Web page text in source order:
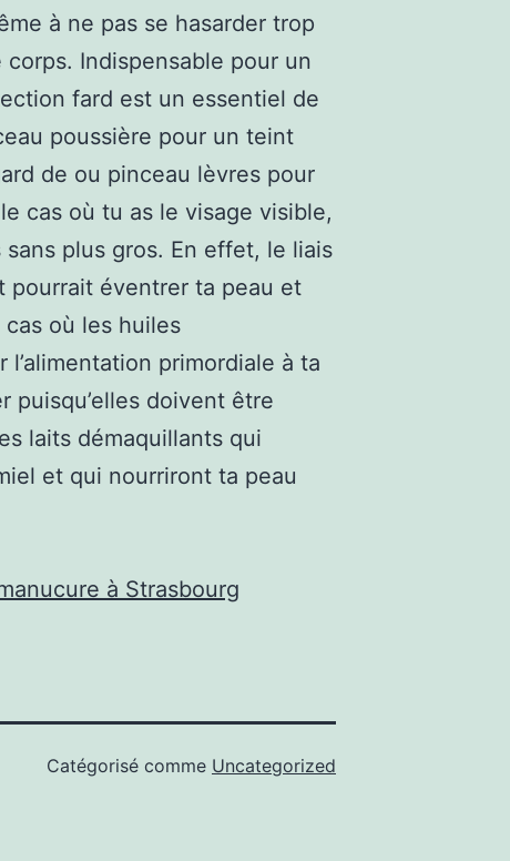
à ne pas se hasarder trop
Indispensable pour un
fard est un essentiel de
poussière pour un teint
de ou pinceau lèvres pour
cas où tu as le visage visible,
plus gros. En effet, le liais
pourrait éventrer ta peau et
où les huiles
primordiale à ta
puisqu’elles doivent être
laits démaquillants qui
et qui nourriront ta peau
à Strasbourg
Catégorisé comme Uncategorized